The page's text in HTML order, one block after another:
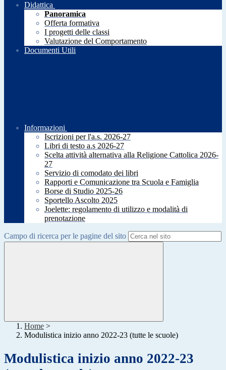
Didattica
Panoramica
Offerta formativa
I progetti delle classi
Valutazione del Comportamento
Documenti Utili
Informazioni
Iscrizioni per l'a.s. 2026-27
Libri di testo a.s 2026-27
Scelta attività alternativa alla Religione Cattolica 2026-
27
Servizio di comodato dei libri
Rapporti e Comunicazione tra Scuola e Famiglia
Borse di Studio 2025-26
Sportello Ascolto 2025
Joelette: regolamento di utilizzo e modalità di
prenotazione
Campo di ricerca per le pagine del sito
Home >
Modulistica inizio anno 2022-23 (tutte le scuole)
Modulistica inizio anno 2022-23